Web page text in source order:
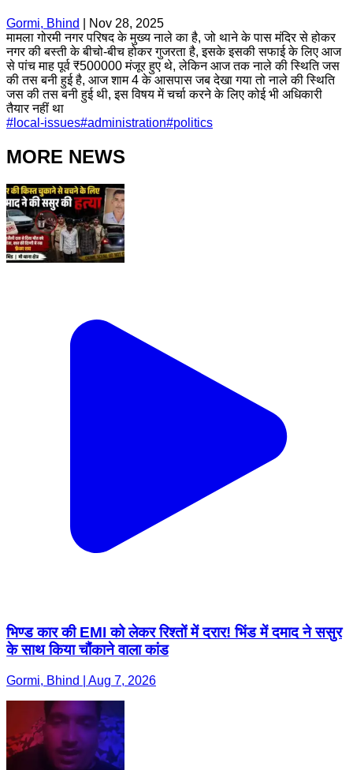
Gormi, Bhind
Nov 28, 2025
मामला गोरमी नगर परिषद के मुख्य नाले का है, जो थाने के पास मंदिर से होकर
नगर की बस्ती के बीचो-बीच होकर गुजरता है, इसके इसकी सफाई के लिए आज
से पांच माह पूर्व ₹500000 मंजूर हुए थे, लेकिन आज तक नाले की स्थिति जस
की तस बनी हुई है, आज शाम 4 के आसपास जब देखा गया तो नाले की स्थिति
जस की तस बनी हुई थी, इस विषय में चर्चा करने के लिए कोई भी अधिकारी
तैयार नहीं था
# local-issues#administration#politics
MORE NEWS
भिण्ड कार की EMI को लेकर रिश्तों में दरार! भिंड में दमाद ने ससुर
के साथ किया चौंकाने वाला कांड
Gormi, Bhind | Aug 7, 2026